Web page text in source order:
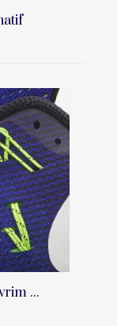
...